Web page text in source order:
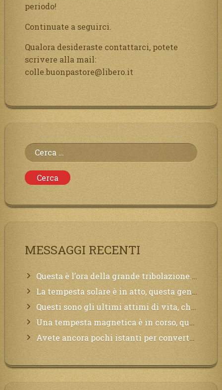
periodo!
Continuate a seguirci.
Qualora desideraste contattarci, potete
scrivere alla mail:
colle.buonpastore@libero.it
Ricerca
per:
MESSAGGI RECENTI
Questa è l’ora della grande tribolazione. Volgetemi il vostro cuore
La tempesta solare è in atto, questa generazione soffrirà molto, la Terra arderà, l’acqua sarà contaminata, il cibo non sarà più nelle vostre mense.
Questi sono gli ultimi attimi di vita, chi si vuole salvare Mi chiami in suo aiuto.
Una tempesta magnetica è in corso, questa generazione patirà. Il black out non tarderà ad arrivare e tutta la Terra sarà oscurata.
Avete ancora pochi istanti per convertirvi, non perdete tempo, la sciagura arriverà all’improvviso e per chi non si sarà preparato saranno dolori.